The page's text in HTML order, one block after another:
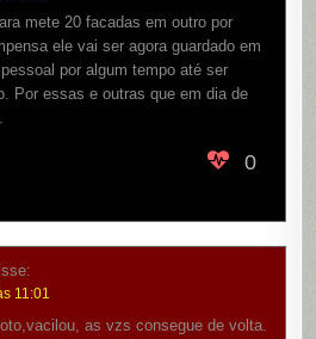
mete 20 facadas em outro por
ele vai ser agora guardado em
por algum tempo até ser
Por essas e outras que em dia de
0
11:01
as vzs consegue de volta.